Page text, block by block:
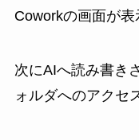
Coworkの画面が表
次にAIへ読み書き
ォルダへのアクセ